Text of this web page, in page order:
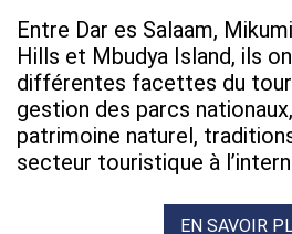
Entre Dar es Salaam,
Hills et Mbudya Island, ils
différentes facettes du
gestion des parcs
patrimoine naturel,
secteur touristique à
EN SAVOIR